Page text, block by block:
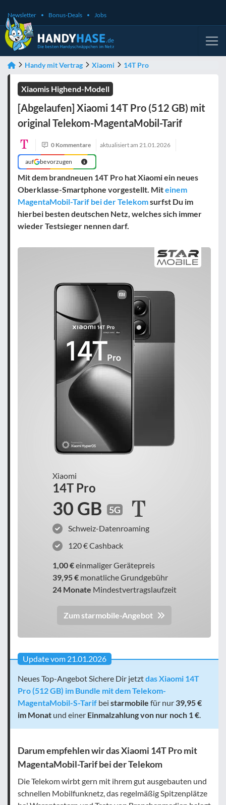
Newsletter Bonus-Deals Jobs
Handy mit Vertrag Xiaomi 14T Pro
Xiaomis Highend-Modell
[Abgelaufen] Xiaomi 14T Pro (512 GB) mit
original Telekom-MagentaMobil-Tarif
0 Kommentare aktualisiert am21.01.2026
auf bevorzugen
Mit dem brandneuen 14T Pro hat Xiaomi ein neues
Oberklasse-Smartphone vorgestellt. Miteinem
MagentaMobil-Tarif bei der Telekomsurfst Du im
hierbei besten deutschen Netz, welches sich immer
wieder Testsieger nennen darf.
Xiaomi
14T Pro
30 GB 5G
Schweiz-Datenroaming
120 € Cashback
1,00 €einmaliger Gerätepreis
39,95 € monatliche Grundgebühr
24 Monate Mindestvertragslaufzeit
Zum starmobile-Angebot
Update vom 21.01.2026
Neues Top-Angebot Sichere Dir jetztdas Xiaomi 14T
Pro (512 GB) im Bundle mit dem Telekom-
MagentaMobil-S-Tarif bei starmobile für nur 39,95 €
im Monat und einer Einmalzahlung von nur noch 1 €.
Darum empfehlen wir das Xiaomi 14T Pro mit
MagentaMobil-Tarif bei der Telekom
Die Telekom wirbt gern mit ihrem gut ausgebauten und
schnellen Mobilfunknetz, das regelmäßig Spitzenplätze